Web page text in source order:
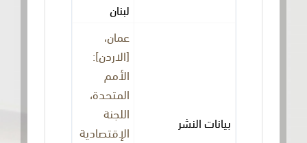
بيانات النشر
[الاردن]:
المتحدة،
الإقتصادية